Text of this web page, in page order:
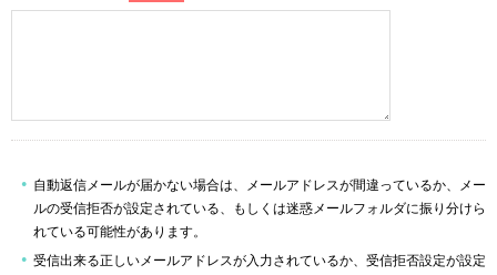
自動返信メールが届かない場合は、メールアドレスが間違っているか、メー
ルの受信拒否が設定されている、もしくは迷惑メールフォルダに振り分けら
れている可能性があります。
受信出来る正しいメールアドレスが入力されているか、受信拒否設定が設定